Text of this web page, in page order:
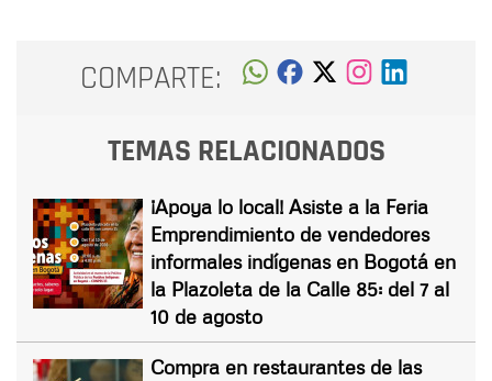
COMPARTE:
TEMAS RELACIONADOS
¡Apoya lo local! Asiste a la Feria
Emprendimiento de vendedores
informales indígenas en Bogotá en
la Plazoleta de la Calle 85: del 7 al
10 de agosto
Compra en restaurantes de las